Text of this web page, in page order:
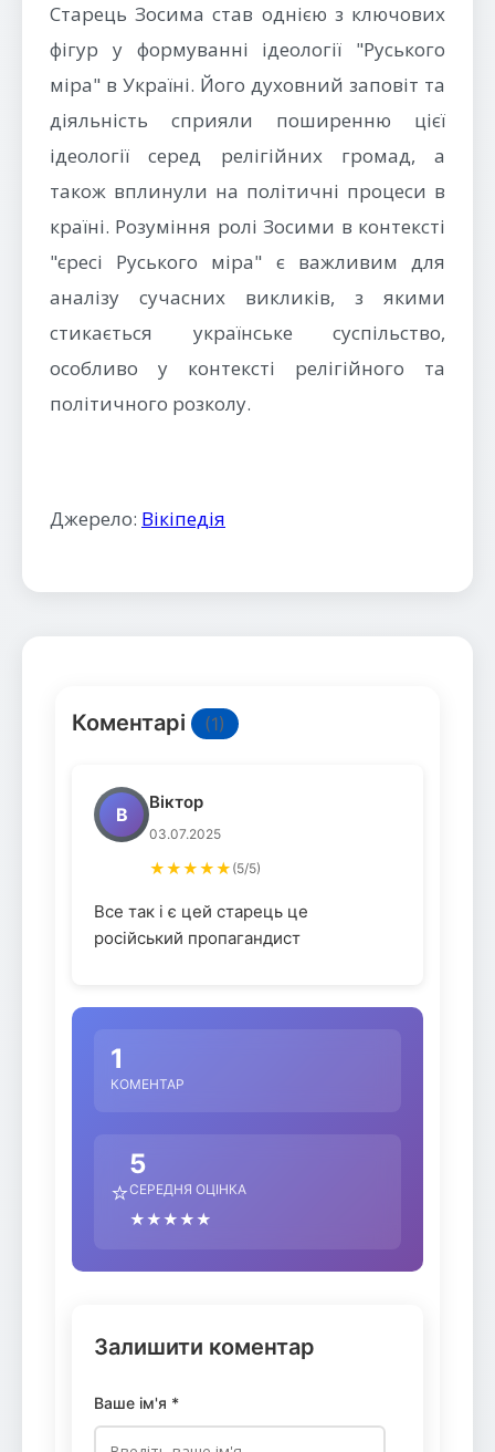
Старець Зосима став однією з ключових
фігур у формуванні ідеології "Руського
міра" в Україні. Його духовний заповіт та
діяльність сприяли поширенню цієї
ідеології серед релігійних громад, а
також вплинули на політичні процеси в
країні. Розуміння ролі Зосими в контексті
"єресі Руського міра" є важливим для
аналізу сучасних викликів, з якими
стикається українське суспільство,
особливо у контексті релігійного та
політичного розколу.
Джерело: Вікіпедія
Коментарі (1)
В
Віктор
03.07.2025
★★★★★ (5/5)
Все так і є цей старець це
російський пропагандист
1
КОМЕНТАР
⭐
5
СЕРЕДНЯ ОЦІНКА
★★★★★
Залишити коментар
Ваше ім'я *